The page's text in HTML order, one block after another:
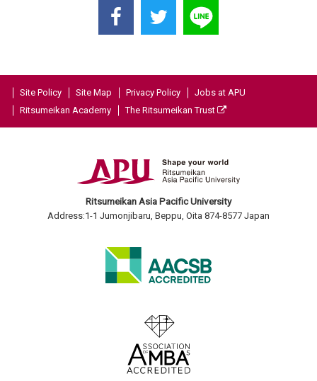
Site Policy Site Map Privacy Policy
Jobs at APU
Ritsumeikan Academy
The Ritsumeikan Trust
Ritsumeikan Asia Pacific University
Address:1-1 Jumonjibaru, Beppu, Oita 874-8577 Japan